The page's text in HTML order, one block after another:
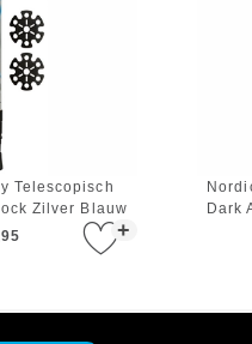
+
Telescopisch
Zilver Blauw
Dark